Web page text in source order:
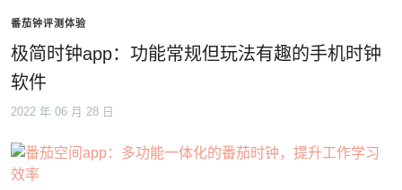
番茄钟评测体验
极简时钟app：功能常规但玩法有趣的手机时钟
软件
2022 年 06 月 28 日